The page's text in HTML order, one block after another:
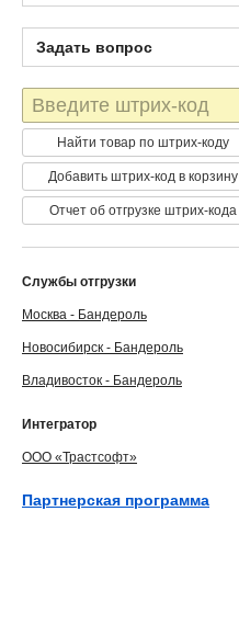
Задать вопрос
Штрих-
код
Найти товар по штрих-коду
Добавить штрих-код в корзину
Отчет об отгрузке штрих-кода
Службы отгрузки
Москва - Бандероль
Новосибирск - Бандероль
Владивосток - Бандероль
Интегратор
ООО «Трастсофт»
Партнерская программа